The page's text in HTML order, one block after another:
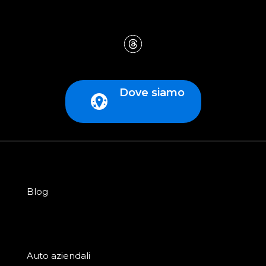
Dove siamo
Blog
Auto aziendali